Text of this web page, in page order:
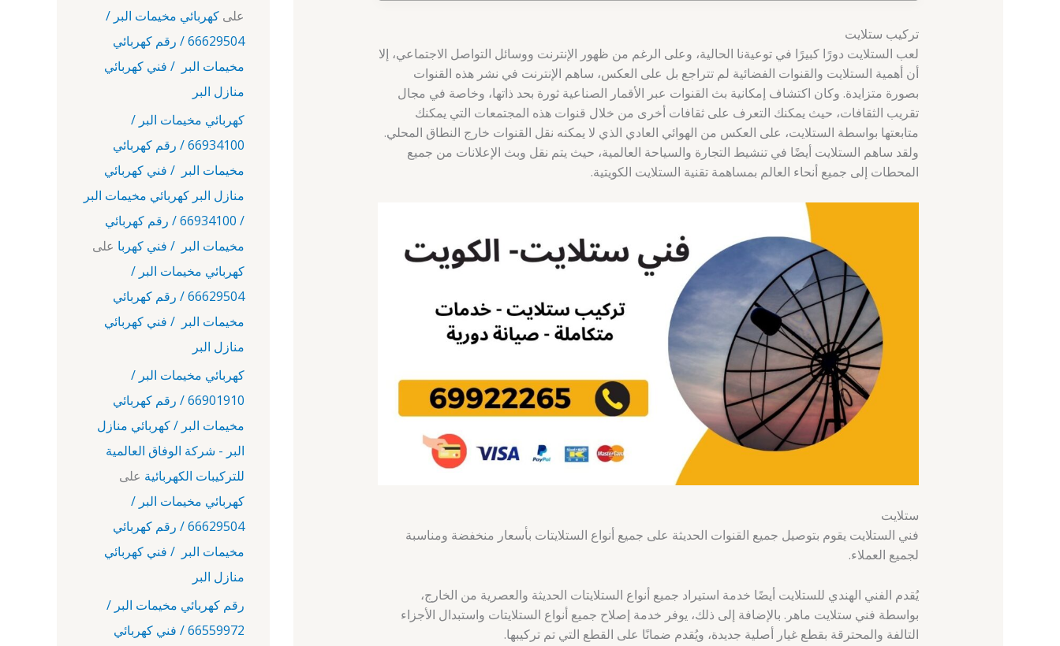
تركيب ستلايت
لعب الستلايت دورًا كبيرًا في توعيةنا الحالية، وعلى الرغم من ظهور الإنترنت ووسائل التواصل الاجتماعي، إلا
أن أهمية الستلايت والقنوات الفضائية لم تتراجع بل على العكس، ساهم الإنترنت في نشر هذه القنوات
بصورة متزايدة. وكان اكتشاف إمكانية بث القنوات عبر الأقمار الصناعية ثورة بحد ذاتها، وخاصة في مجال
تقريب الثقافات، حيث يمكنك التعرف على ثقافات أخرى من خلال قنوات هذه المجتمعات التي يمكنك
متابعتها بواسطة الستلايت، على العكس من الهوائي العادي الذي لا يمكنه نقل القنوات خارج النطاق المحلي.
ولقد ساهم الستلايت أيضًا في تنشيط التجارة والسياحة العالمية، حيث يتم نقل وبث الإعلانات من جميع
المحطات إلى جميع أنحاء العالم بمساهمة تقنية الستلايت الكويتية.
ستلايت
فني الستلايت يقوم بتوصيل جميع القنوات الحديثة على جميع أنواع الستلايتات بأسعار منخفضة ومناسبة
لجميع العملاء.
يُقدم الفني الهندي للستلايت أيضًا خدمة استيراد جميع أنواع الستلايتات الحديثة والعصرية من الخارج،
بواسطة فني ستلايت ماهر. بالإضافة إلى ذلك، يوفر خدمة إصلاح جميع أنواع الستلايتات واستبدال الأجزاء
التالفة والمحترقة بقطع غيار أصلية جديدة، ويُقدم ضمانًا على القطع التي تم تركيبها.
على كهربائي مخيمات البر /
66629504 / رقم كهربائي
مخيمات البر / فني كهربائي
منازل البر
كهربائي مخيمات البر /
66934100 / رقم كهربائي
مخيمات البر / فني كهربائي
منازل البر كهربائي مخيمات البر
/ 66934100 / رقم كهربائي
مخيمات البر / فني كهربا على
كهربائي مخيمات البر /
66629504 / رقم كهربائي
مخيمات البر / فني كهربائي
منازل البر
كهربائي مخيمات البر /
66901910 / رقم كهربائي
مخيمات البر / كهربائي منازل
البر - شركة الوفاق العالمية
للتركيبات الكهربائية على
كهربائي مخيمات البر /
66629504 / رقم كهربائي
مخيمات البر / فني كهربائي
منازل البر
رقم كهربائي مخيمات البر /
66559972 / فني كهربائي